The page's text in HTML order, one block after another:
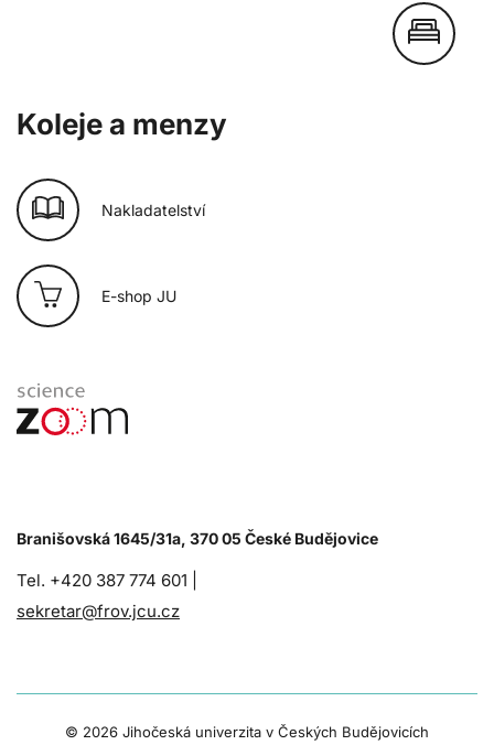
Koleje a menzy
Nakladatelství
E-shop JU
Branišovská 1645/31a, 370 05 České Budějovice
Tel. +420 387 774 601 |
sekretar@frov.jcu.cz
© 2026 Jihočeská univerzita v Českých Budějovicích